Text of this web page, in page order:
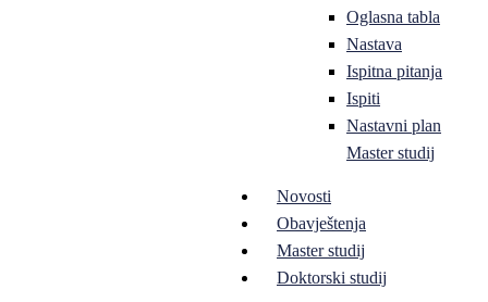
Oglasna tabla
Nastava
Ispitna pitanja
Ispiti
Nastavni plan
Master studij
Novosti
Obavještenja
Master studij
Doktorski studij